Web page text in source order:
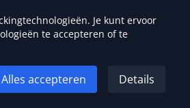
Je kunt ervoor
te accepteren of te
Alles accepteren Details